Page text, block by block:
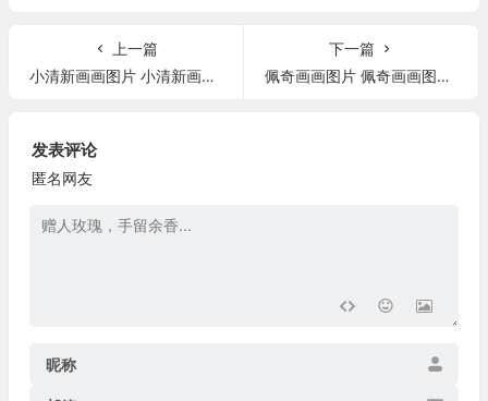
上一篇
小清新画画图片 小清新画画图片简单
下一篇
佩奇画画图片 佩奇画画图片大全
发表评论
匿名网友
昵称